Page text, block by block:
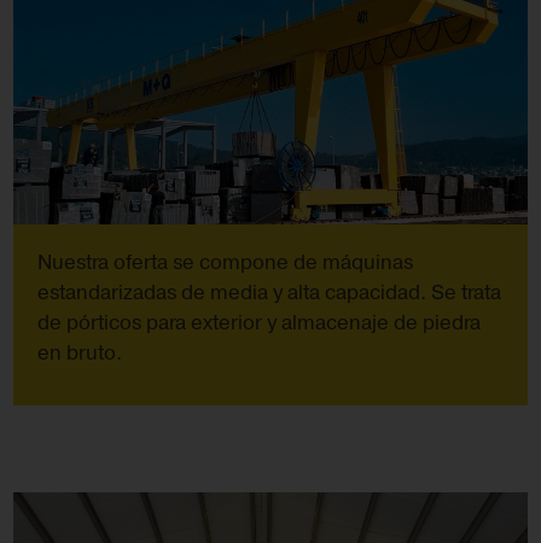
Nuestra oferta se compone de máquinas
estandarizadas de media y alta capacidad. Se trata
de pórticos para exterior y almacenaje de piedra
en bruto.